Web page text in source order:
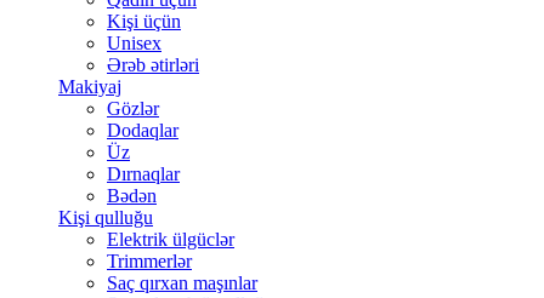
Kişi üçün
Unisex
Ərəb ətirləri
Makiyaj
Gözlər
Dodaqlar
Üz
Dırnaqlar
Bədən
Kişi qulluğu
Elektrik ülgüclər
Trimmerlər
Saç qırxan maşınlar